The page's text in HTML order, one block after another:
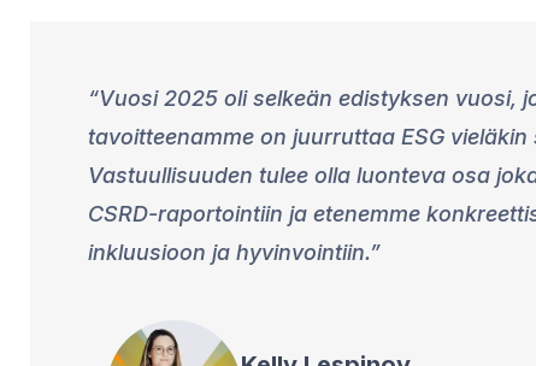
Vuosi 2025 oli selkeän edistyksen vuosi,
tavoitteenamme on juurruttaa ESG
Vastuullisuuden tulee olla luonteva osa
CSRD-raportointiin ja etenemme
inkluusioon ja hyvinvointiin.